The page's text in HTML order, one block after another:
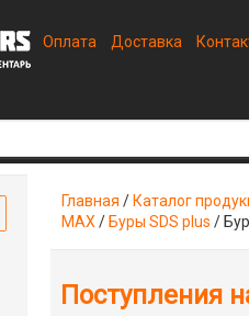
Оплата Доставка
Главная / Каталог
MAX / Буры SDS plus /
Поступления